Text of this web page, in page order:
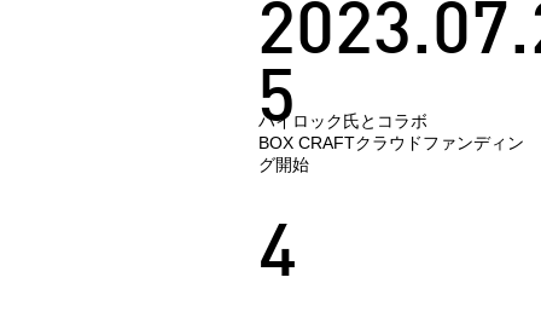
ハイロック氏とコラボ
BOX CRAFTクラウドファンディン
グ開始
5
4